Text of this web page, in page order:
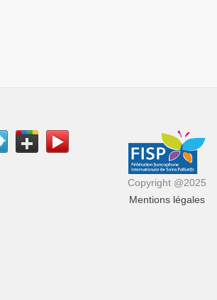
Copyright @2025
Mentions légales